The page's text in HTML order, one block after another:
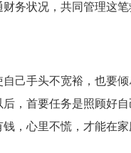
务状况，共同管理这笔
己手头不宽裕，也要
，首要任务是照顾好
，心里不慌，才能在